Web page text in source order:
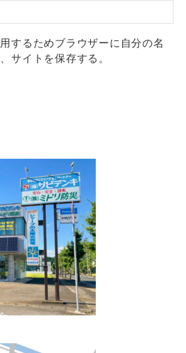
するためブラウザーに自分の名
サイトを保存する。